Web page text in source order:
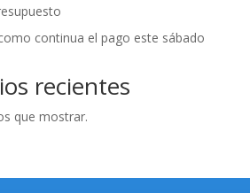
continua el pago este sábado
recientes
que mostrar.